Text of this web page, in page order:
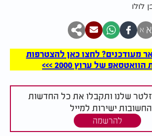
א א
מעודכנים? לחצו כאן להצטרפות
של ערוץ 2000 >>>
שלנו ותקבלו את כל החדשות
החשובות ישירות למייל
להרשמה